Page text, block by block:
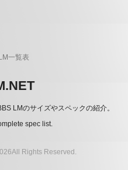
一覧表
LMのサイズやスペックの紹介。
spec list.
Rights Reserved.